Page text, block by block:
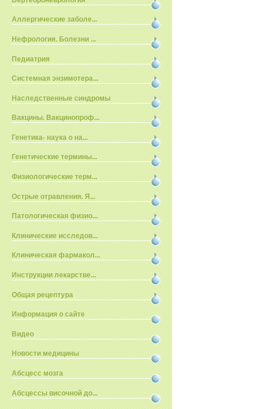
Аллергические заболе...
Нефрология. Болезни ...
Педиатрия
Системная энзимотера...
Наследственные синдромы
Вакцины. Вакцинопроф...
Генетика- наука о на...
Генетические термины...
Физиологические терм...
Острые отравления. Я...
Патологическая физио...
Клинические исследов...
Клиническая фармакол...
Инструкции лекарстве...
Общая рецептура
Информация о сайте
Видео
Новости медицины
Абсцесс мозга
Абсцессы височной до...